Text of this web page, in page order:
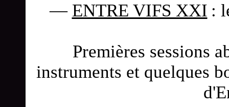
— ENTRE VIFS XXI :
Premières sessions
instruments et quelques